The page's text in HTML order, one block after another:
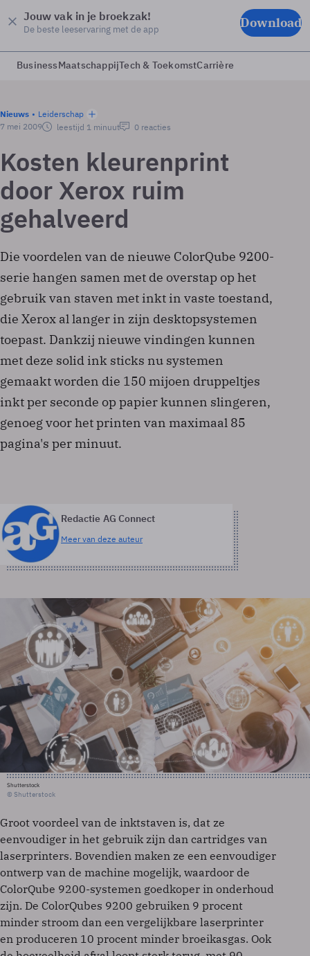
Jouw vak in je broekzak!
De beste leeservaring met de app Download
BusinessMaatschappijTech & ToekomstCarrière
Nieuws
Leiderschap
7 mei 2009
leestijd 1 minuut 0 reacties
Kosten kleurenprint
door Xerox ruim
gehalveerd
Die voordelen van de nieuwe ColorQube 9200-
serie hangen samen met de overstap op het
gebruik van staven met inkt in vaste toestand,
die Xerox al langer in zijn desktopsystemen
toepast. Dankzij nieuwe vindingen kunnen
met deze solid ink sticks nu systemen
gemaakt worden die 150 mijoen druppeltjes
inkt per seconde op papier kunnen slingeren,
genoeg voor het printen van maximaal 85
pagina's per minuut.
Redactie AG Connect
Meer van deze auteur
Shutterstock
© Shutterstock
Groot voordeel van de inktstaven is, dat ze
eenvoudiger in het gebruik zijn dan cartridges van
laserprinters. Bovendien maken ze een eenvoudiger
ontwerp van de machine mogelijk, waardoor de
ColorQube 9200-systemen goedkoper in onderhoud
zijn. De ColorQubes 9200 gebruiken 9 procent
minder stroom dan een vergelijkbare laserprinter
en produceren 10 procent minder broeikasgas. Ook